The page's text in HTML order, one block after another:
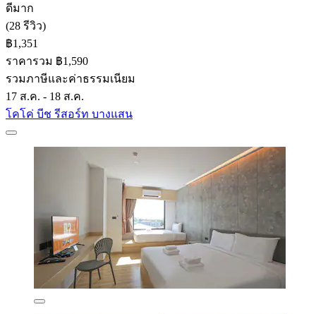
ดีมาก
(28 รีวิว)
฿1,351
ราคารวม ฿1,590
รวมภาษีและค่าธรรมเนียม
17 ส.ค. - 18 ส.ค.
โคโค่ บีช รีสอร์ท บางแสน